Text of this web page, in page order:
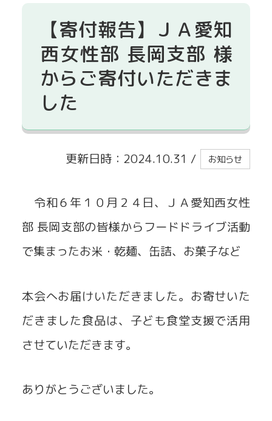
サービス
寄付募金
【寄付報告】ＪＡ愛知
西女性部 長岡支部 様
からご寄付いただきま
した
更新日時：2024.10.31 / お知らせ
令和６年１０月２４日、ＪＡ愛知西女性
部 長岡支部の皆様からフードドライブ活動
で集まったお米・乾麺、缶詰、お菓子など
本会へお届けいただきました。お寄せいた
だきました食品は、子ども食堂支援で活用
させていただきます。
ありがとうございました。